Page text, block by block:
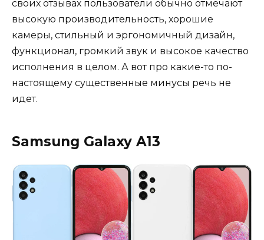
своих отзывах пользователи обычно отмечают
высокую производительность, хорошие
камеры, стильный и эргономичный дизайн,
функционал, громкий звук и высокое качество
исполнения в целом. А вот про какие-то по-
настоящему существенные минусы речь не
идет.
Samsung Galaxy A13